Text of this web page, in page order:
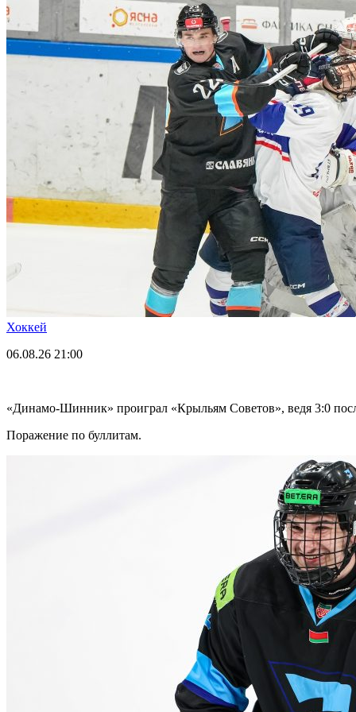
Хоккей
06.08.26 21:00
«Динамо-Шинник» проиграл «Крыльям Советов», ведя 3:0
Поражение по буллитам.